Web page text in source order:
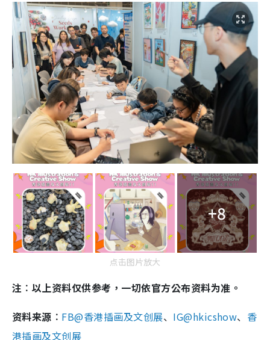
+8
点击图片放大
注︰以上资料仅供参考，一切依官方公布资料为准。
资料来源︰ FB@香港插画及文创展、 IG@hkicshow、 香
港插画及文创展